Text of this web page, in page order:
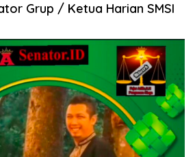
Grup / Ketua Harian SMSI